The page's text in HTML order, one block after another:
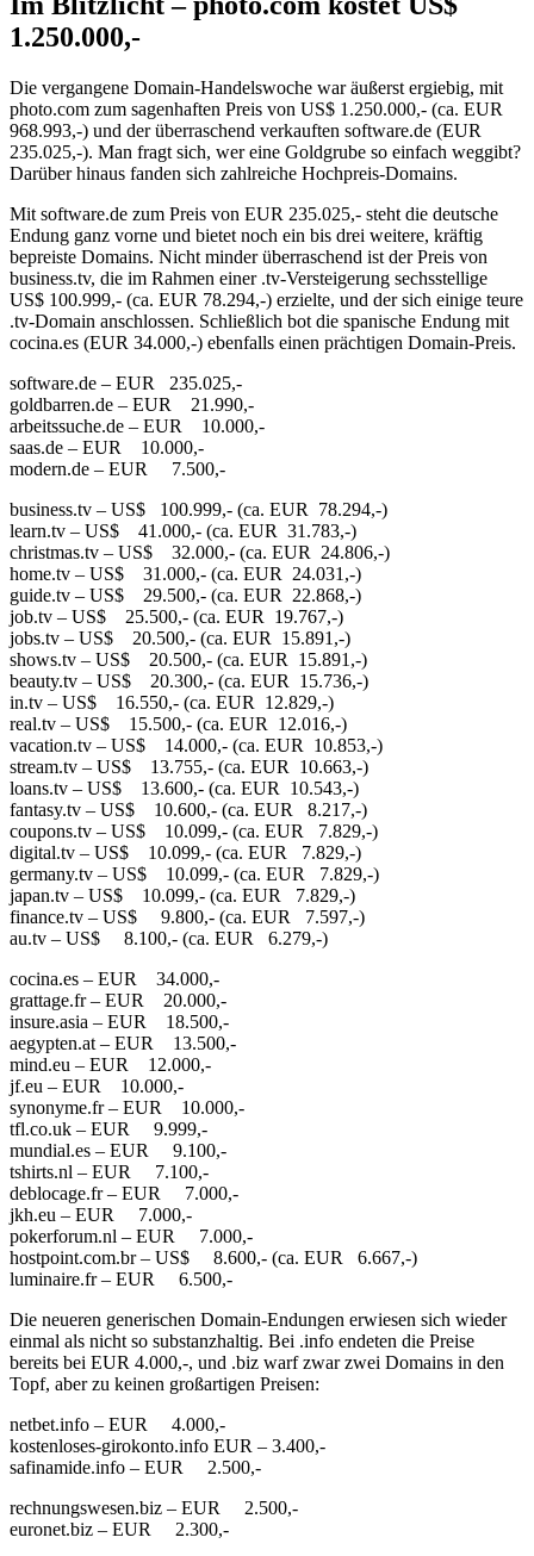
1.250.000,-
Die vergangene Domain-Handelswoche war äußerst ergiebig, mit
photo.com zum sagenhaften Preis von US$ 1.250.000,- (ca. EUR
968.993,-) und der überraschend verkauften software.de (EUR
235.025,-). Man fragt sich, wer eine Goldgrube so einfach weggibt?
Darüber hinaus fanden sich zahlreiche Hochpreis-Domains.
Mit software.de zum Preis von EUR 235.025,- steht die deutsche
Endung ganz vorne und bietet noch ein bis drei weitere, kräftig
bepreiste Domains. Nicht minder überraschend ist der Preis von
business.tv, die im Rahmen einer .tv-Versteigerung sechsstellige
US$ 100.999,- (ca. EUR 78.294,-) erzielte, und der sich einige teure
.tv-Domain anschlossen. Schließlich bot die spanische Endung mit
cocina.es (EUR 34.000,-) ebenfalls einen prächtigen Domain-Preis.
software.de – EUR 235.025,-
goldbarren.de – EUR 21.990,-
arbeitssuche.de – EUR 10.000,-
saas.de – EUR 10.000,-
modern.de – EUR 7.500,-
business.tv – US$ 100.999,- (ca. EUR 78.294,-)
learn.tv – US$ 41.000,- (ca. EUR 31.783,-)
christmas.tv – US$ 32.000,- (ca. EUR 24.806,-)
home.tv – US$ 31.000,- (ca. EUR 24.031,-)
guide.tv – US$ 29.500,- (ca. EUR 22.868,-)
job.tv – US$ 25.500,- (ca. EUR 19.767,-)
jobs.tv – US$ 20.500,- (ca. EUR 15.891,-)
shows.tv – US$ 20.500,- (ca. EUR 15.891,-)
beauty.tv – US$ 20.300,- (ca. EUR 15.736,-)
in.tv – US$ 16.550,- (ca. EUR 12.829,-)
real.tv – US$ 15.500,- (ca. EUR 12.016,-)
vacation.tv – US$ 14.000,- (ca. EUR 10.853,-)
stream.tv – US$ 13.755,- (ca. EUR 10.663,-)
loans.tv – US$ 13.600,- (ca. EUR 10.543,-)
fantasy.tv – US$ 10.600,- (ca. EUR 8.217,-)
coupons.tv – US$ 10.099,- (ca. EUR 7.829,-)
digital.tv – US$ 10.099,- (ca. EUR 7.829,-)
germany.tv – US$ 10.099,- (ca. EUR 7.829,-)
japan.tv – US$ 10.099,- (ca. EUR 7.829,-)
finance.tv – US$ 9.800,- (ca. EUR 7.597,-)
au.tv – US$ 8.100,- (ca. EUR 6.279,-)
cocina.es – EUR 34.000,-
grattage.fr – EUR 20.000,-
insure.asia – EUR 18.500,-
aegypten.at – EUR 13.500,-
mind.eu – EUR 12.000,-
jf.eu – EUR 10.000,-
synonyme.fr – EUR 10.000,-
tfl.co.uk – EUR 9.999,-
mundial.es – EUR 9.100,-
tshirts.nl – EUR 7.100,-
deblocage.fr – EUR 7.000,-
jkh.eu – EUR 7.000,-
pokerforum.nl – EUR 7.000,-
hostpoint.com.br – US$ 8.600,- (ca. EUR 6.667,-)
luminaire.fr – EUR 6.500,-
Die neueren generischen Domain-Endungen erwiesen sich wieder
einmal als nicht so substanzhaltig. Bei .info endeten die Preise
bereits bei EUR 4.000,-, und .biz warf zwar zwei Domains in den
Topf, aber zu keinen großartigen Preisen:
netbet.info – EUR 4.000,-
kostenloses-girokonto.info EUR – 3.400,-
safinamide.info – EUR 2.500,-
rechnungswesen.biz – EUR 2.500,-
euronet.biz – EUR 2.300,-